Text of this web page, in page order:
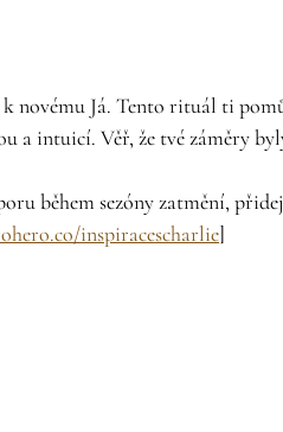
novému Já. Tento rituál ti
a intuicí. Věř, že tvé záměry
během sezóny zatmění,
inspiracescharlie]